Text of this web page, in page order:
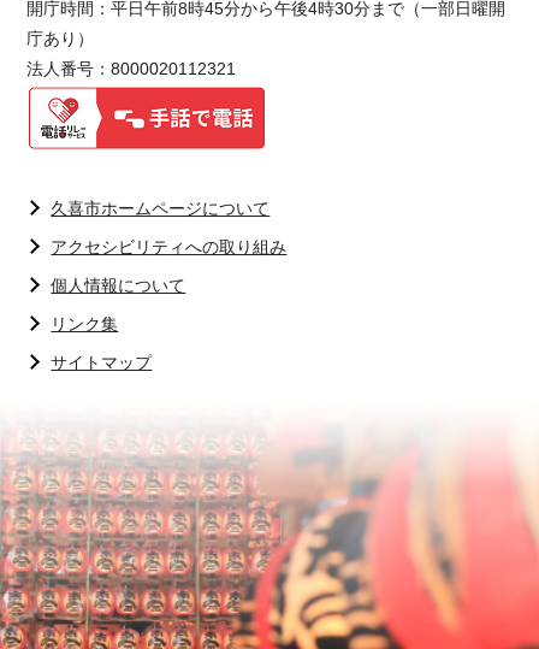
開庁時間：平日午前8時45分から午後4時30分まで（一部日曜開
庁あり）
法人番号：8000020112321
久喜市ホームページについて
アクセシビリティへの取り組み
個人情報について
リンク集
サイトマップ